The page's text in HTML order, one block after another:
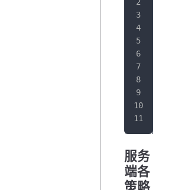
服务
端各
策略